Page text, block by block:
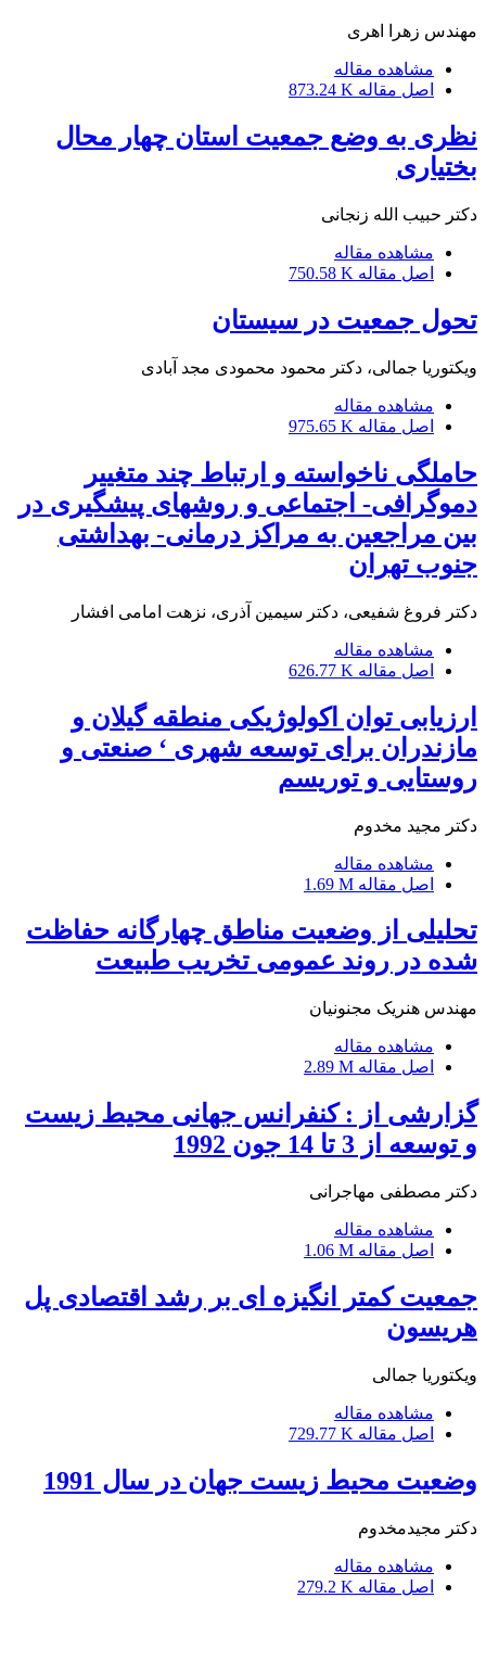
مهندس زهرا اهری
مشاهده مقاله
اصل مقاله 873.24 K
نظری به وضع جمعیت استان چهار محال
بختیاری
دکتر حبیب الله زنجانی
مشاهده مقاله
اصل مقاله 750.58 K
تحول جمعیت در سیستان
ویکتوریا جمالی، دکتر محمود محمودی مجد آبادی
مشاهده مقاله
اصل مقاله 975.65 K
حاملگی ناخواسته و ارتباط چند متغییر
دموگرافی- اجتماعی و روشهای پیشگیری در
بین مراجعین به مراکز درمانی- بهداشتی
جنوب تهران
دکتر فروغ شفیعی، دکتر سیمین آذری، نزهت امامی افشار
مشاهده مقاله
اصل مقاله 626.77 K
ارزیابی توان اکولوژیکی منطقه گیلان و
مازندران برای توسعه شهری ‘ صنعتی و
روستایی و توریسم
دکتر مجید مخدوم
مشاهده مقاله
اصل مقاله 1.69 M
تحلیلی از وضعیت مناطق چهارگانه حفاظت
شده در روند عمومی تخریب طبیعت
مهندس هنریک مجنونیان
مشاهده مقاله
اصل مقاله 2.89 M
گزارشی از : کنفرانس جهانی محیط زیست
و توسعه از 3 تا 14 جون 1992
دکتر مصطفی مهاجرانی
مشاهده مقاله
اصل مقاله 1.06 M
جمعیت کمتر انگیزه ای بر رشد اقتصادی پل
هریسون
ویکتوریا جمالی
مشاهده مقاله
اصل مقاله 729.77 K
وضعیت محیط زیست جهان در سال 1991
دکتر مجیدمخدوم
مشاهده مقاله
اصل مقاله 279.2 K